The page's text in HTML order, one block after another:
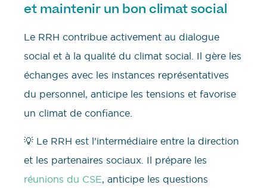
et maintenir un bon climat social
Le RRH contribue activement au dialogue
social et à la qualité du climat social. Il gère les
échanges avec les instances représentatives
du personnel, anticipe les tensions et favorise
un climat de confiance.
💡 Le RRH est l’intermédiaire entre la direction
et les partenaires sociaux. Il prépare les
réunions du CSE, anticipe les questions